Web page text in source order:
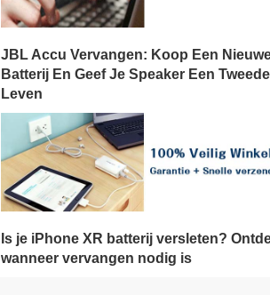
JBL Accu Vervangen: Koop Een
Batterij En Geef Je Speaker Een Tweede
Leven
Is je iPhone XR batterij versleten?
wanneer vervangen nodig is